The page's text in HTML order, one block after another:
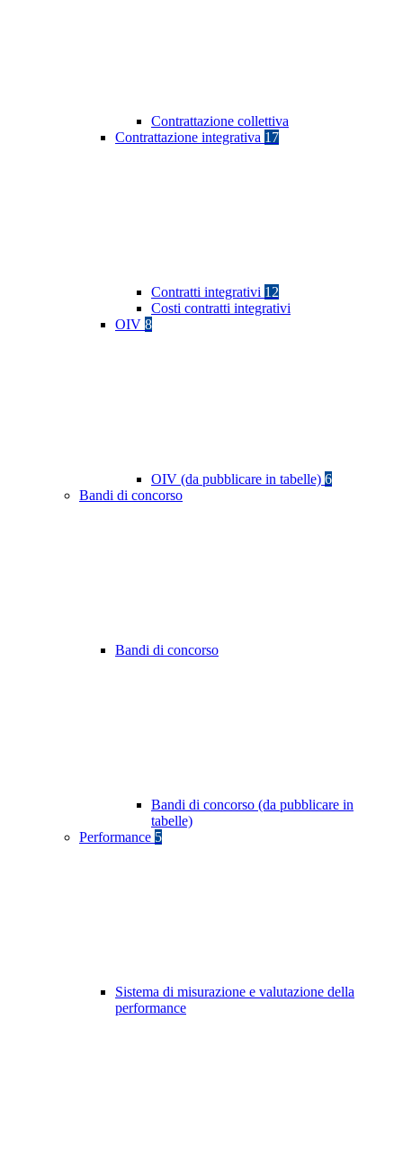
Contrattazione collettiva
Contrattazione integrativa 17
Contratti integrativi 12
Costi contratti integrativi
OIV 8
OIV (da pubblicare in tabelle) 6
Bandi di concorso
Bandi di concorso
Bandi di concorso (da pubblicare in
tabelle)
Performance 5
Sistema di misurazione e valutazione della
performance